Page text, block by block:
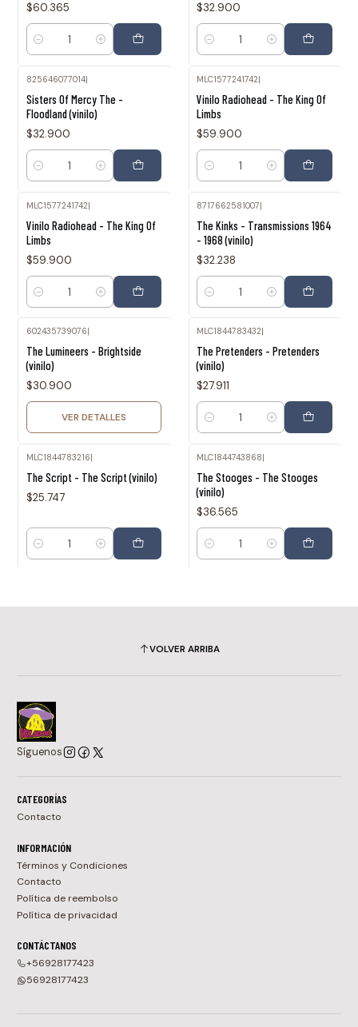
$60.365
Cantidad
$32.900
Cantidad
825646077014|
Sisters Of Mercy The -
Floodland (vinilo)
$32.900
Cantidad
MLC1577241742
Vinilo Radiohead - The King Of
Limbs
$59.900
Cantidad
MLC1577241742|
Vinilo Radiohead - The King Of
Limbs
$59.900
Cantidad
8717662581007|
The Kinks - Transmissions 1964
- 1968 (vinilo)
$32.238
Cantidad
602435739076
The Lumineers - Brightside
(vinilo)
$30.900
VER DETALLES
MLC1844783432
The Pretenders - Pretenders
(vinilo)
$27.911
Cantidad
MLC1844783216|
The Script - The Script (vinilo)
$25.747
Cantidad
MLC1844743868|
The Stooges - The Stooges
(vinilo)
$36.565
Cantidad
VOLVER ARRIBA
Síguenos
CATEGORÍAS
Contacto
INFORMACIÓN
Términos y Condiciones
Contacto
Política de reembolso
Política de privacidad
CONTÁCTANOS
+56928177423
56928177423